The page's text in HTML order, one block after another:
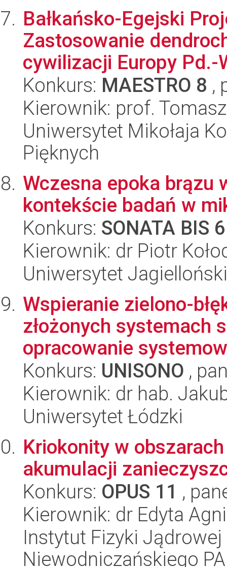
Bałkańsko-Egejski
Zastosowanie
cywilizacji Europy Pd.-
Konkurs: MAESTRO 8 ,
Kierownik: prof.
Uniwersytet Mikołaja
Pięknych
Wczesna epoka brązu
kontekście badań w
Konkurs: SONATA BIS 6
Kierownik: dr Piotr
Uniwersytet
Wspieranie zielono-
złożonych systemach
opracowanie
Konkurs: UNISONO ,
Kierownik: dr hab.
Uniwersytet Łódzki
Kriokonity w
akumulacji
Konkurs: OPUS 11 ,
Kierownik: dr Edyta
Instytut Fizyki
Niewodniczańskiego